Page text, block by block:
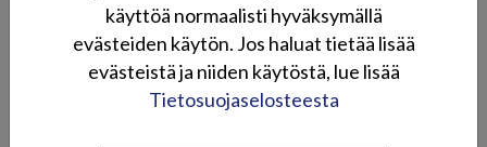
käyttöä normaalisti hyväksymällä
evästeiden käytön. Jos haluat tietää lisää
evästeistä ja niiden käytöstä, lue lisää
Tietosuojaselosteesta